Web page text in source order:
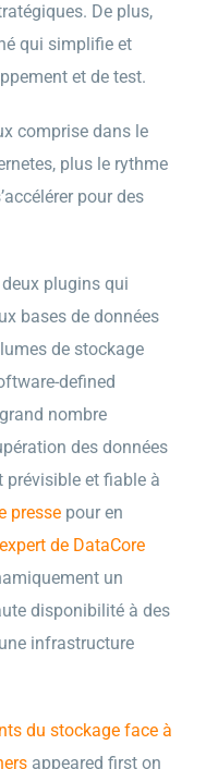
De plus,
qui simplifie et
et de test.
comprise dans le
plus le rythme
pour des
plugins qui
bases de données
de stockage
defined
nombre
des données
prévisible et fiable à
presse pour en
de DataCore
un
disponibilité à des
infrastructure
du stockage face à
appeared first on